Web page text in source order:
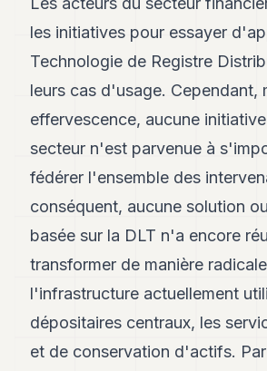
les initiatives pour essayer
Technologie de Registre
leurs cas d'usage. Cependant,
effervescence, aucune
secteur n'est parvenue à
fédérer l'ensemble des
conséquent, aucune solution
basée sur la DLT n'a encore
transformer de manière radicale
l'infrastructure actuellement
dépositaires centraux, les
et de conservation d'actifs.